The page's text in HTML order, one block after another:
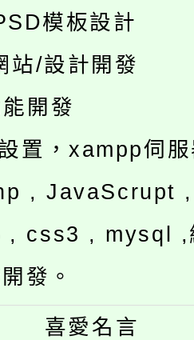
模板設計
站/設計開發
開發
置，xampp伺
, JavaScrupt
css3 , mysql ,
發。
喜愛名言